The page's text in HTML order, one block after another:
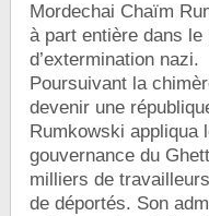
Mordechai Chaïm
à part entière dans le
d’extermination nazi.
Poursuivant la
devenir une
Rumkowski
gouvernance du
milliers de
de déportés. Son